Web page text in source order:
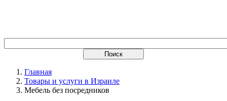
Главная
Товары и услуги в Израиле
Мебель без посредников